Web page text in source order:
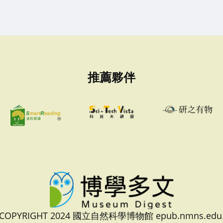
推薦夥伴
2024 國立自然科學博物館